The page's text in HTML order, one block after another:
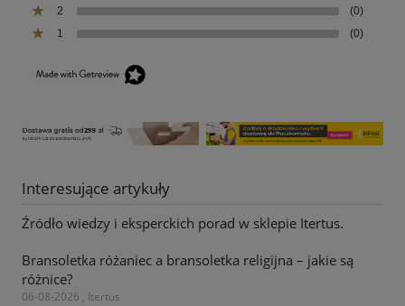
2
(0)
1
(0)
Interesujące artykuły
Źródło wiedzy i eksperckich porad w sklepie Itertus.
Bransoletka różaniec a bransoletka religijna – jakie są
różnice?
06-08-2026 , Itertus